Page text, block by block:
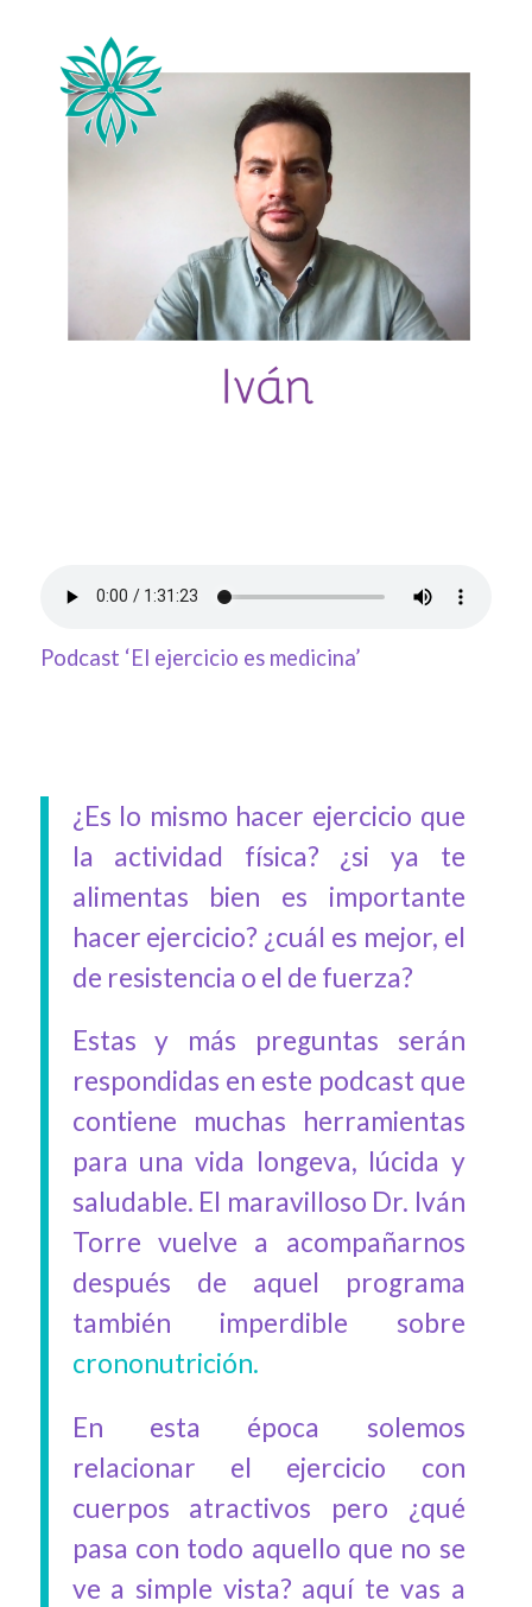
Podcast ‘El ejercicio es medicina’
¿Es lo mismo hacer ejercicio que
la actividad física? ¿si ya te
alimentas bien es importante
hacer ejercicio? ¿cuál es mejor, el
de resistencia o el de fuerza?
Estas y más preguntas serán
respondidas en este podcast que
contiene muchas herramientas
para una vida longeva, lúcida y
saludable. El maravilloso Dr. Iván
Torre vuelve a acompañarnos
después de aquel programa
también imperdible sobre
crononutrición.
En esta época solemos
relacionar el ejercicio con
cuerpos atractivos pero ¿qué
pasa con todo aquello que no se
ve a simple vista? aquí te vas a